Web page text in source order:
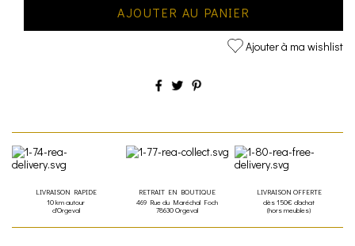
AJOUTER AU PANIER
Ajouter à ma wishlist
LIVRAISON RAPIDE
10 km autour
d'Orgeval
RETRAIT EN BOUTIQUE
469 Rue du Maréchal Foch
78630 Orgeval
LIVRAISON OFFERTE
dès 150€ d'achat
(hors meubles)